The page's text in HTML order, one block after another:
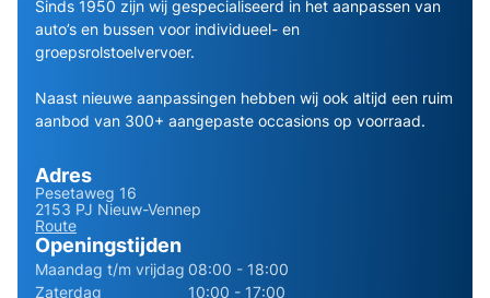
Sinds 1950 zijn wij gespecialiseerd in het aanpassen van
auto’s en bussen voor individueel- en
groepsrolstoelvervoer.
Naast nieuwe aanpassingen hebben wij ook altijd een ruim
aanbod van 300+ aangepaste occasions op voorraad.
Adres
Pesetaweg 16
2153 PJ Nieuw-Vennep
Route
Openingstijden
Maandag t/m vrijdag 08:00 - 18:00
Zaterdag
10:00 - 17:00